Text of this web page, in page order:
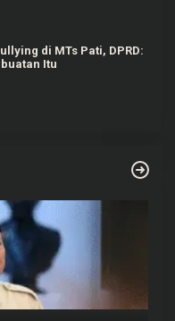
di MTs Pati, DPRD:
Itu